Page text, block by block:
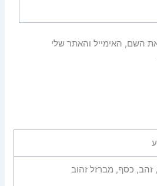
השם, האימייל והאתר שלי
זהב, כסף, מברזל זהוב